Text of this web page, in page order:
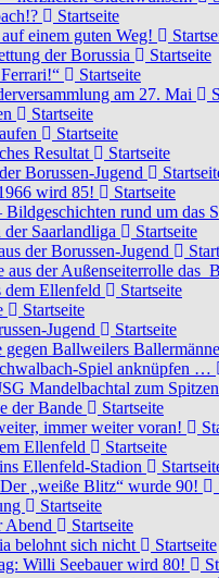
Startseite
einem guten Weg!
der Borussia
Startseite
Startseite
am 27. Mai
Startseite
Startseite
Resultat
Startseite
Borussen-Jugend
wird 85!
Startseite
rund um das
Saarlandliga
Startseite
der Borussen-Jugend
aus der Außenseiterrolle das
dem Ellenfeld
Startseite
Startseite
Jugend
Startseite
gegen Ballweilers
Spiel anknüpfen …
Mandelbachtal zum
der Bande
Startseite
immer weiter voran!
Ellenfeld
Startseite
Ellenfeld-Stadion
„weiße Blitz“ wurde 90!
Startseite
Abend
Startseite
belohnt sich nicht
Startseite
Willi Seebauer wird 80!